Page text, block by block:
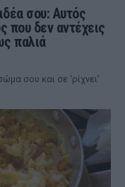
σου: Αυτός
που δεν αντέχεις
παλιά
σου και σε ‘ρίχνει’